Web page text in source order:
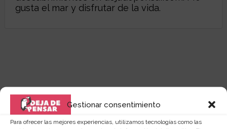
Gestionar consentimiento
Para ofrecer las mejores experiencias, utilizamos tecnologías como las
gusta el mar y disfrutar de la vida.